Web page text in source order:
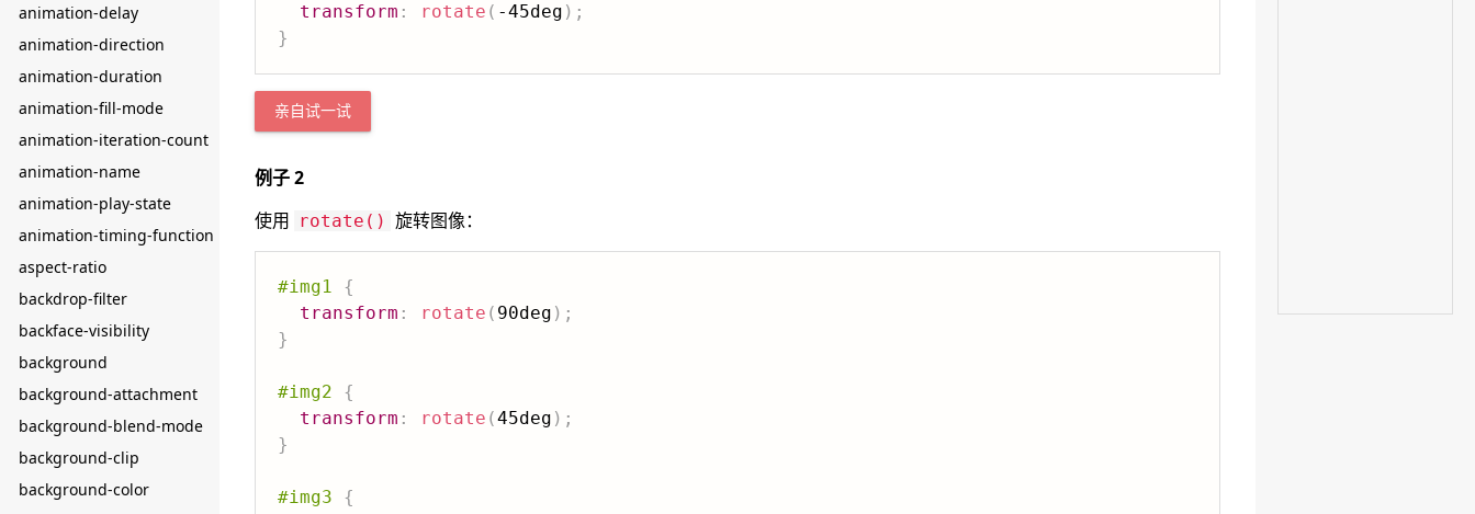
animation-delay
animation-direction
animation-duration
animation-fill-mode
animation-iteration-count
animation-name
animation-play-state
animation-timing-function
aspect-ratio
backdrop-filter
backface-visibility
background
background-attachment
background-blend-mode
background-clip
background-color
transform : rotate ( -45deg ) ;
}
亲自试一试
例子 2
使用 rotate() 旋转图像：
#img1
{
transform : rotate ( 90deg ) ;
}
#img2
{
transform : rotate (45deg ) ;
}
#img3
{